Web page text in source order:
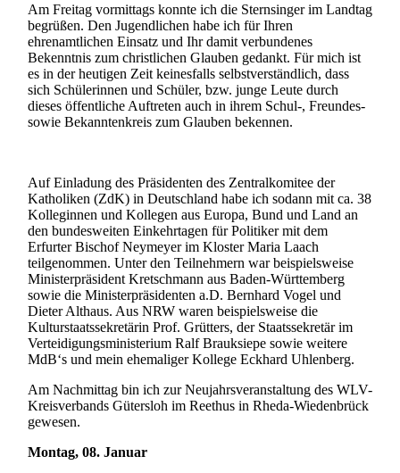
Am Freitag vormittags konnte ich die Sternsinger im Landtag
begrüßen. Den Jugendlichen habe ich für Ihren
ehrenamtlichen Einsatz und Ihr damit verbundenes
Bekenntnis zum christlichen Glauben gedankt. Für mich ist
es in der heutigen Zeit keinesfalls selbstverständlich, dass
sich Schülerinnen und Schüler, bzw. junge Leute durch
dieses öffentliche Auftreten auch in ihrem Schul-, Freundes-
sowie Bekanntenkreis zum Glauben bekennen.
Auf Einladung des Präsidenten des Zentralkomitee der
Katholiken (ZdK) in Deutschland habe ich sodann mit ca. 38
Kolleginnen und Kollegen aus Europa, Bund und Land an
den bundesweiten Einkehrtagen für Politiker mit dem
Erfurter Bischof Neymeyer im Kloster Maria Laach
teilgenommen. Unter den Teilnehmern war beispielsweise
Ministerpräsident Kretschmann aus Baden-Württemberg
sowie die Ministerpräsidenten a.D. Bernhard Vogel und
Dieter Althaus. Aus NRW waren beispielsweise die
Kulturstaatssekretärin Prof. Grütters, der Staatssekretär im
Verteidigungsministerium Ralf Brauksiepe sowie weitere
MdB‘s und mein ehemaliger Kollege Eckhard Uhlenberg.
Am Nachmittag bin ich zur Neujahrsveranstaltung des WLV-
Kreisverbands Gütersloh im Reethus in Rheda-Wiedenbrück
gewesen.
Montag, 08. Januar